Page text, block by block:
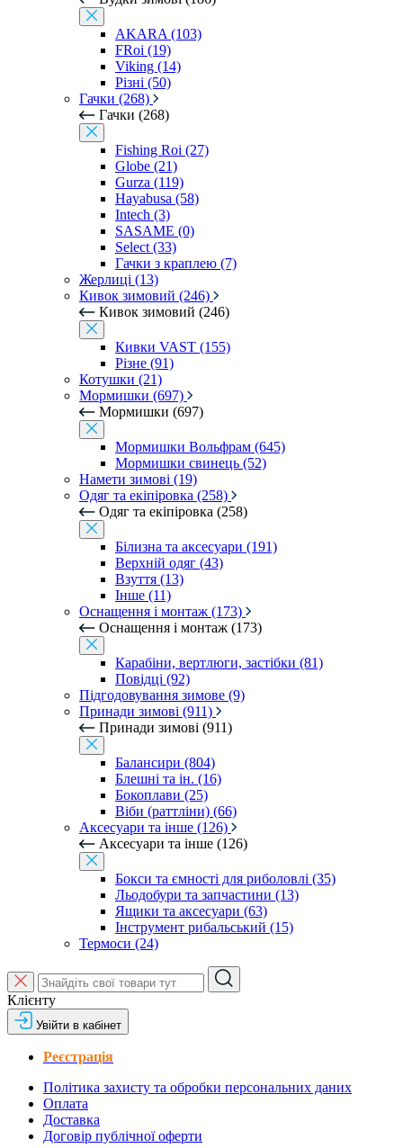
AKARA (103)
FRoi (19)
Viking (14)
Різні (50)
Гачки (268)
Гачки (268)
Fishing Roi (27)
Globe (21)
Gurza (119)
Hayabusa (58)
Intech (3)
SASAME (0)
Select (33)
Гачки з краплею (7)
Жерлиці (13)
Кивок зимовий (246)
Кивок зимовий (246)
Кивки VAST (155)
Різне (91)
Котушки (21)
Мормишки (697)
Мормишки (697)
Мормишки Вольфрам (645)
Мормишки свинець (52)
Намети зимові (19)
Одяг та екіпіровка (258)
Одяг та екіпіровка (258)
Білизна та аксесуари (191)
Верхній одяг (43)
Взуття (13)
Інше (11)
Оснащення і монтаж (173)
Оснащення і монтаж (173)
Карабіни, вертлюги, застібки (81)
Повідці (92)
Підгодовування зимове (9)
Принади зимові (911)
Принади зимові (911)
Балансири (804)
Блешні та ін. (16)
Бокоплави (25)
Віби (раттліни) (66)
Аксесуари та інше (126)
Аксесуари та інше (126)
Бокси та ємності для риболовлі (35)
Льодобури та запчастини (13)
Ящики та аксесуари (63)
Інструмент рибальський (15)
Термоси (24)
Клієнту
Увійти в кабінет
Реєстрація
Політика захисту та обробки персональних даних
Оплата
Доставка
Договір публічної оферти